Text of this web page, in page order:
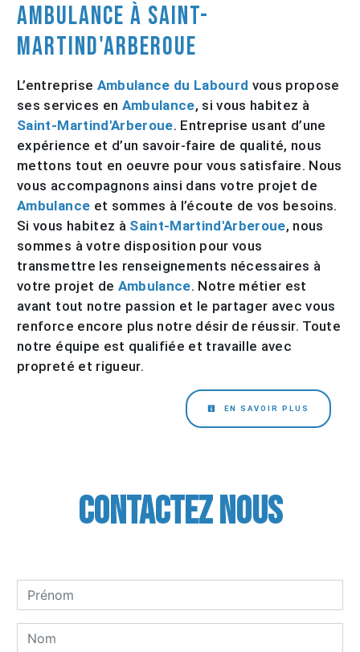
Ambulance à Saint-
Martind'Arberoue
L’entreprise Ambulance du Labourd vous propose
ses services en Ambulance, si vous habitez à
Saint-Martind'Arberoue. Entreprise usant d’une
expérience et d’un savoir-faire de qualité, nous
mettons tout en oeuvre pour vous satisfaire. Nous
vous accompagnons ainsi dans votre projet de
Ambulance et sommes à l’écoute de vos besoins.
Si vous habitez à Saint-Martind'Arberoue, nous
sommes à votre disposition pour vous
transmettre les renseignements nécessaires à
votre projet de Ambulance. Notre métier est
avant tout notre passion et le partager avec vous
renforce encore plus notre désir de réussir. Toute
notre équipe est qualifiée et travaille avec
propreté et rigueur.
EN SAVOIR PLUS
Contactez nous